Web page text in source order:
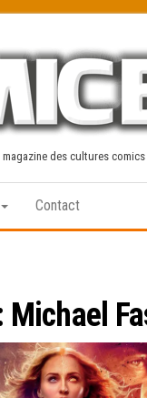
magazine des cultures comics
Contact
Michael